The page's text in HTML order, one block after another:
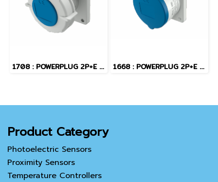
1708 : POWERPLUG 2P+E 16A230Vเมียฝัง(IP67) 1668 : POWERPLUG 2P+E 16A230Vเมียฝัง(IP44)
Product Category
Photoelectric Sensors
Proximity Sensors
Temperature Controllers